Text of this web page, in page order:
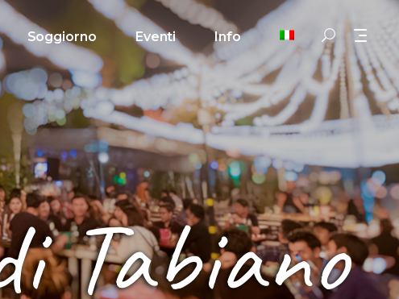
Soggiorno Eventi Info
Tabiano